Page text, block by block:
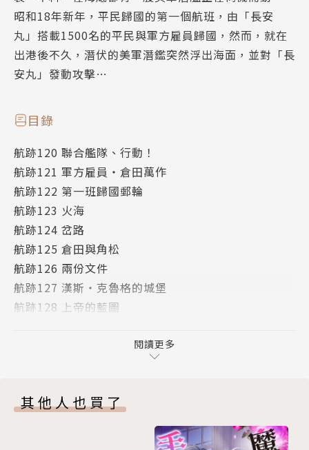
昭和18年新年，平民歸國的第一個航班，由「長安
丸」搭載1500名的平民與軍方雇員歸國，然而，就在
出港後不久，潛伏的美軍潛鑑突然浮出海面，並對「長
安丸」發動攻擊…
目錄
航跡120 聯合艦隊、行動！
航跡121 軍方雇員・倉田萬作
航跡122 第一班歸國郵輪
航跡123 火海
航跡124 岔路
航跡125 倉田與角松
航跡126 兩份文件
航跡127 漢斯・克魯格的城堡
航跡128 上帝的藍圖
閱讀更多
其他人也買了